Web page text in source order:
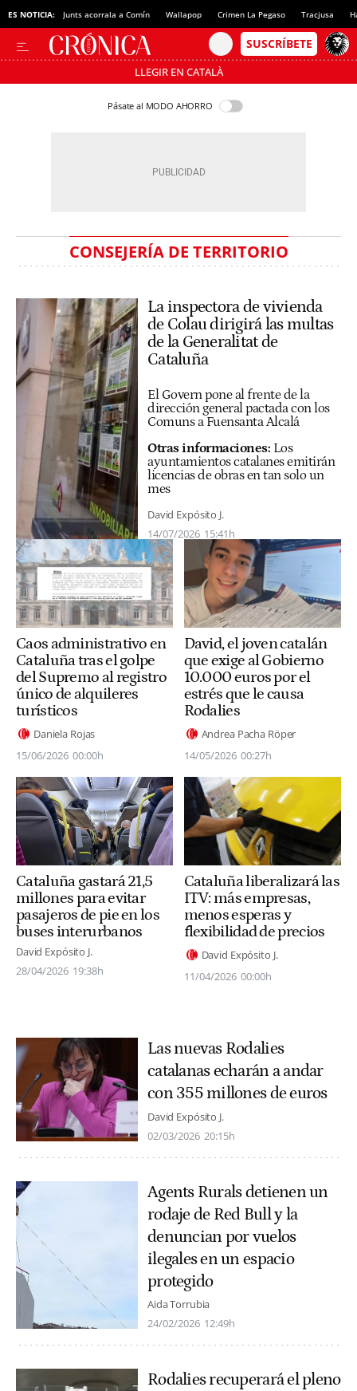
ES NOTICIA: Junts acorrala a Comín Wallapop Crimen La Pegaso Tracjusa
LLEGIR EN CATALÀ
Pásate al MODO AHORRO
CONSEJERÍA DE TERRITORIO
La inspectora de vivienda
de Colau dirigirá las multas
de la Generalitat de
Cataluña
El Govern pone al frente de la
dirección general pactada con los
Comuns a Fuensanta Alcalá
Otras informaciones: Los
ayuntamientos catalanes emitirán
licencias de obras en tan solo un
mes
David Expósito J.
14/07/2026 15:41h
Caos administrativo en
Cataluña tras el golpe
del Supremo al registro
único de alquileres
turísticos
Daniela Rojas
15/06/2026 00:00h
David, el joven catalán
que exige al Gobierno
10.000 euros por el
estrés que le causa
Rodalies
Andrea Pacha Röper
14/05/2026 00:27h
Cataluña gastará 21,5
millones para evitar
pasajeros de pie en los
buses interurbanos
David Expósito J.
28/04/2026 19:38h
Cataluña liberalizará las
ITV: más empresas,
menos esperas y
flexibilidad de precios
David Expósito J.
11/04/2026 00:00h
Las nuevas Rodalies
catalanas echarán a andar
con 355 millones de euros
David Expósito J.
02/03/2026 20:15h
Agents Rurals detienen un
rodaje de Red Bull y la
denuncian por vuelos
ilegales en un espacio
protegido
Aida Torrubia
24/02/2026 12:49h
Rodalies recuperará el pleno